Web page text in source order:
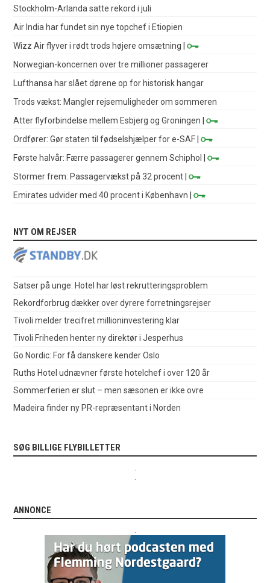
Stockholm-Arlanda satte rekord i juli
Air India har fundet sin nye topchef i Etiopien
Wizz Air flyver i rødt trods højere omsætning |
Norwegian-koncernen over tre millioner passagerer
Lufthansa har slået dørene op for historisk hangar
Trods vækst: Mangler rejsemuligheder om sommeren
Atter flyforbindelse mellem Esbjerg og Groningen |
Ordfører: Gør staten til fødselshjælper for e-SAF |
Første halvår: Færre passagerer gennem Schiphol
|
Stormer frem: Passagervækst på 32 procent |
Emirates udvider med 40 procent i København |
NYT OM REJSER
Satser på unge: Hotel har løst rekrutteringsproblem
Rekordforbrug dækker over dyrere forretningsrejser
Tivoli melder trecifret millioninvestering klar
Tivoli Friheden henter ny direktør i Jesperhus
Go Nordic: For få danskere kender Oslo
Ruths Hotel udnævner første hotelchef i over 120 år
Sommerferien er slut – men sæsonen er ikke ovre
Madeira finder ny PR-repræsentant i Norden
SØG BILLIGE FLYBILLETTER
ANNONCE